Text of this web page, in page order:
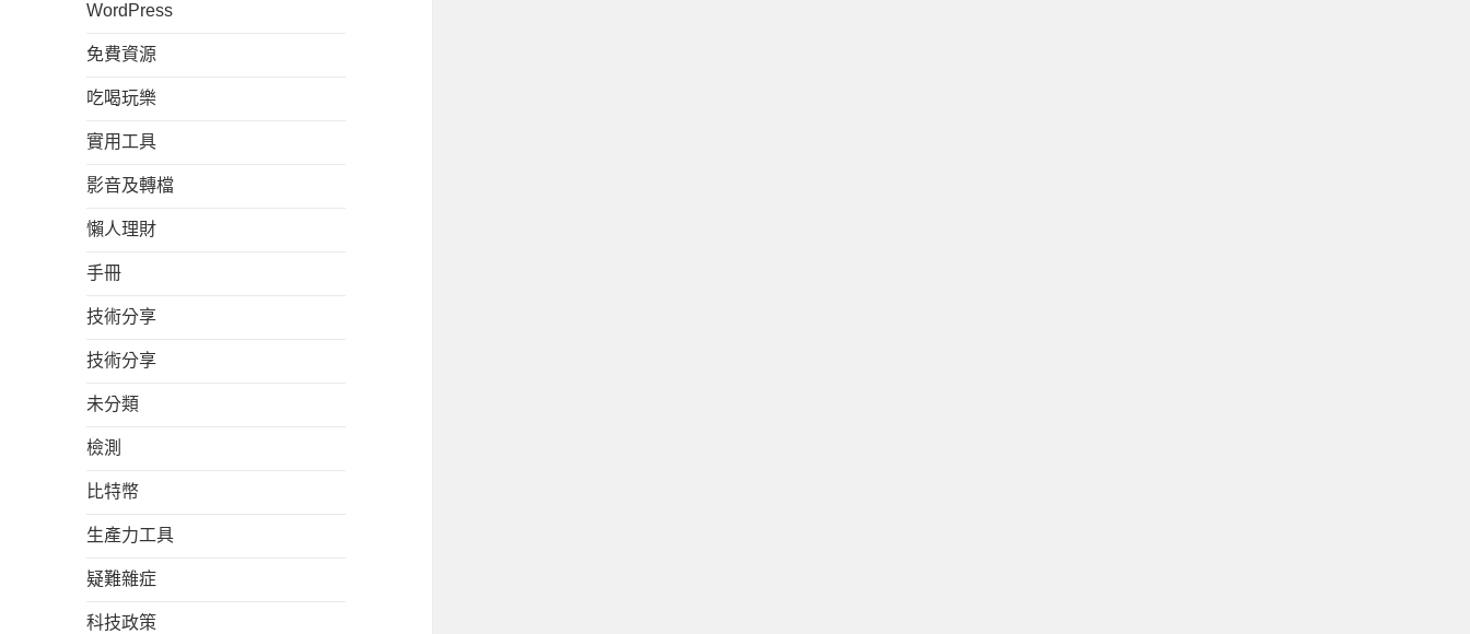
WordPress
免費資源
吃喝玩樂
實用工具
影音及轉檔
懶人理財
手冊
技術分享
技術分享
未分類
檢測
比特幣
生產力工具
疑難雜症
科技政策